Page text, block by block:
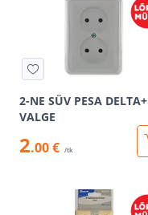
2-NE SÜV PESA DELTA+
VALGE
2.00 € /tk